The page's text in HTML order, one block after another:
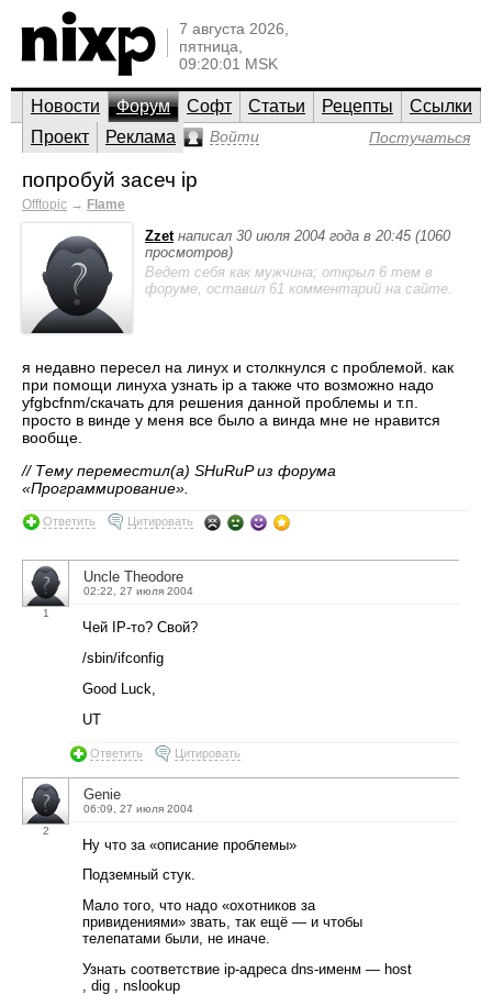
7 августа 2026,
пятница,
09:20:01 MSK
Новости Форум Софт Статьи Рецепты
Ссылки
Проект
Реклама Войти Постучаться
попробуй засеч ip
Offtopic → Flame
Zzet написал 30 июля 2004 года в 20:45 (1060
просмотров)
Ведет себя как мужчина; открыл 6 тем в
форуме, оставил 61 комментарий на сайте.
я недавно пересел на линух и столкнулся с проблемой. как
при помощи линуха узнать ip а также что возможно надо
yfgbcfnm/скачать для решения данной проблемы и т.п.
просто в винде у меня все было а винда мне не нравится
вообще.
// Тему переместил(а) SHuRuP из форума
«Программирование».
Ответить Цитировать
1
Uncle Theodore
02:22, 27 июля 2004
Чей IP-то? Свой?
/sbin/ifconfig
Good Luck,
UT
Ответить Цитировать
2
Genie
06:09, 27 июля 2004
Ну что за «описание проблемы»
Подземный стук.
Мало того, что надо «охотников за
привидениями» звать, так ещё — и чтобы
телепатами были, не иначе.
Узнать соответствие ip-адреса dns-именм — host
, dig , nslookup